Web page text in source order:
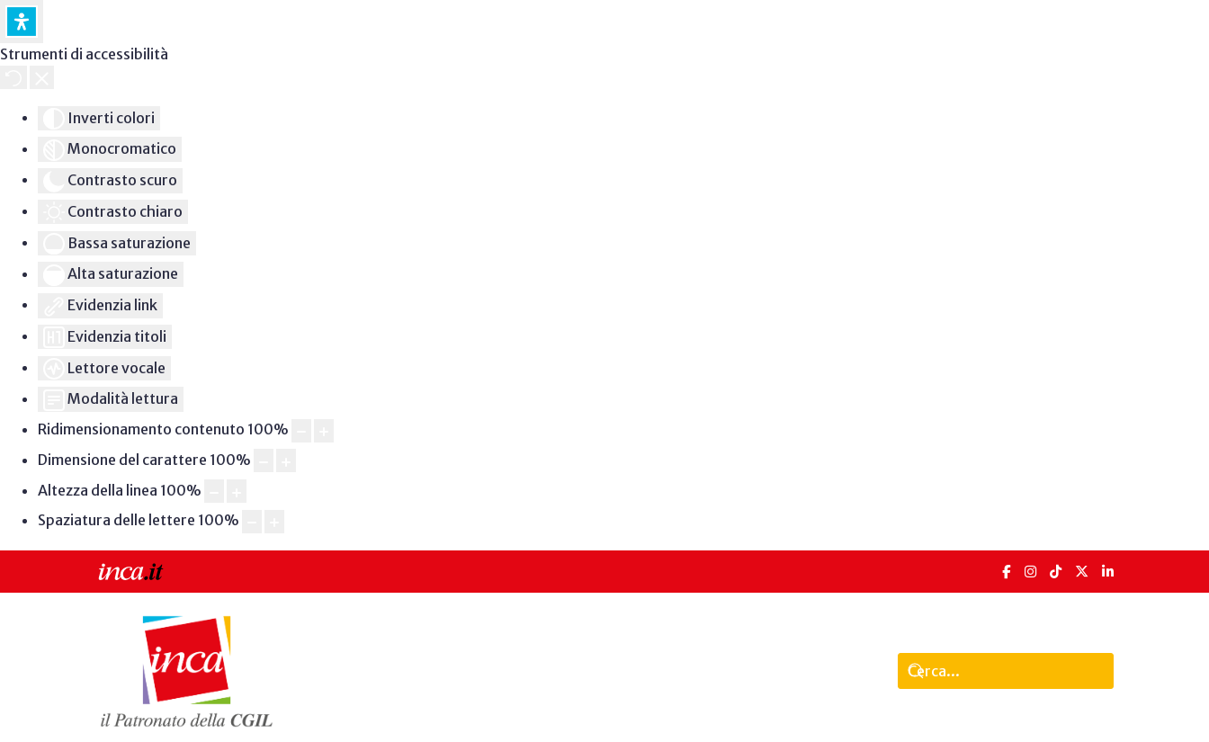
Strumenti di accessibilità
Inverti colori
Monocromatico
Contrasto scuro
Contrasto chiaro
Bassa saturazione
Alta saturazione
Evidenzia link
Evidenzia titoli
Lettore vocale
Modalità lettura
Ridimensionamento contenuto 100%
Dimensione del carattere 100%
Altezza della linea 100%
Spaziatura delle lettere 100%